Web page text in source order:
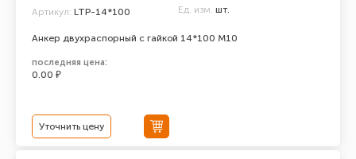
Анкер двухраспорный с гайкой 14*100 М10
Артикул: LTP-14*100 Ед. изм. шт.
последняя цена:
0.00 ₽
Уточнить цену